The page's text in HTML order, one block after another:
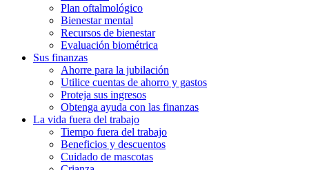
Plan oftalmológico
Bienestar mental
Recursos de bienestar
Evaluación biométrica
Sus finanzas
Ahorre para la jubilación
Utilice cuentas de ahorro y gastos
Proteja sus ingresos
Obtenga ayuda con las finanzas
La vida fuera del trabajo
Tiempo fuera del trabajo
Beneficios y descuentos
Cuidado de mascotas